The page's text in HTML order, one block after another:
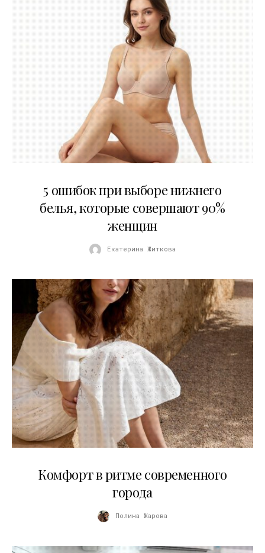
5 ошибок при выборе нижнего
белья, которые совершают 90%
женщин
Екатерина Житкова
Комфорт в ритме современного
города
Полина Жарова